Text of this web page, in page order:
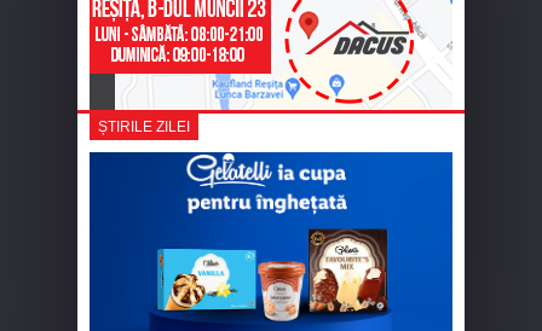
ȘTIRILE ZILEI